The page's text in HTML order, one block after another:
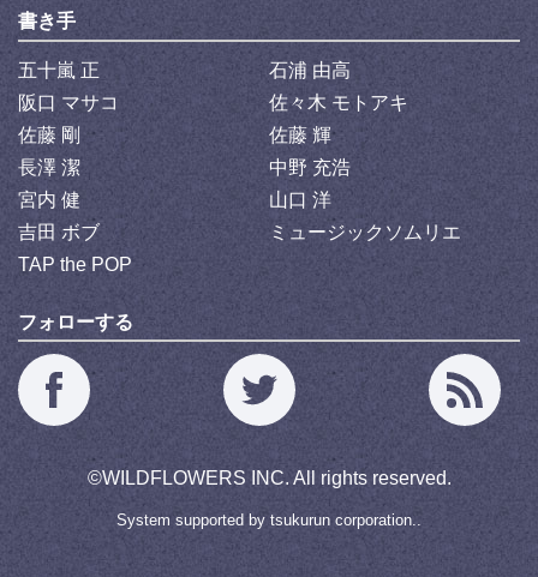
書き手
五十嵐 正
石浦 由高
阪口 マサコ
佐々木 モトアキ
佐藤 剛
佐藤 輝
長澤 潔
中野 充浩
宮内 健
山口 洋
吉田 ボブ
ミュージックソムリエ
TAP the POP
フォローする
©WILDFLOWERS INC. All rights reserved.
System supported by tsukurun corporation..